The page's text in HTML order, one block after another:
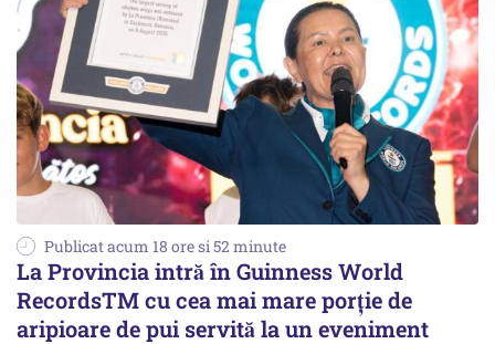
Publicat acum 18 ore si 52 minute
La Provincia intră în Guinness World
RecordsTM cu cea mai mare porție de
aripioare de pui servită la un eveniment